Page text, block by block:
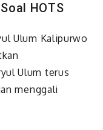
HOTS
Ulum Kalipurwo
Ulum terus
menggali